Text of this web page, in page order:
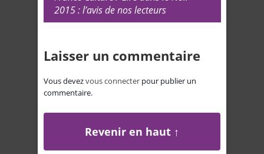
2015 : l’avis de nos lecteurs
Laisser un commentaire
Vous devezvous connecter pour publier un
commentaire.
Revenir en haut ↑